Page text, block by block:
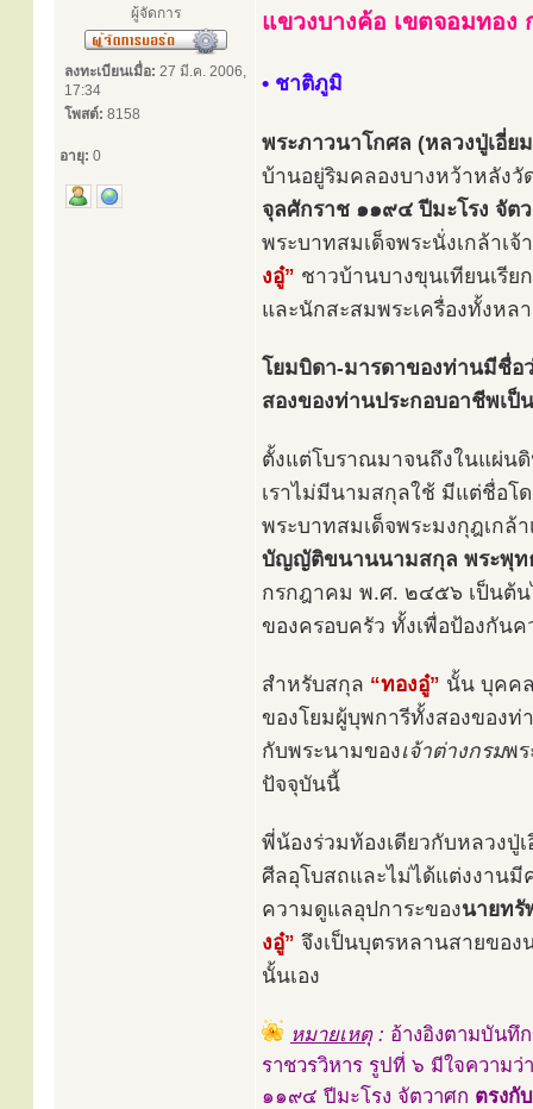
ผู้จัดการ
ลงทะเบียนเมื่อ: 27 มี.ค. 2006,
17:34
โพสต์: 8158
อายุ: 0
แขวงบางค้อ เขตจอมทอง
• ชาติภูมิ
พระภาวนาโกศล (หลวงปู่เอี่
บ้านอยู่ริมคลองบางหว้าหลัง
จุลศักราช ๑๑๙๔ ปีมะโรง จั
พระบาทสมเด็จพระนั่งเกล้า
งอู๋” ชาวบ้านบางขุนเทียนเรี
และนักสะสมพระเครื่องทั้งหล
โยมบิดา-มารดาของท่านมีชื่อ
สองของท่านประกอบอาชีพเ
ตั้งแต่โบราณมาจนถึงในแผ่น
เราไม่มีนามสกุลใช้ มีแต่ชื่อโ
พระบาทสมเด็จพระมงกุฎเกล้
บัญญัติขนานนามสกุล พระพุท
กรกฎาคม พ.ศ. ๒๔๕๖ เป็นต้น
ของครอบครัว ทั้งเพื่อป้องกั
สำหรับสกุล “ทองอู๋” นั้น บุคค
ของโยมผู้บุพการีทั้งสองของ
กับพระนามของเจ้าต่างกรมพ
ปัจจุบันนี้
พี่น้องร่วมท้องเดียวกับหลวงปู่
ศีลอุโบสถและไม่ได้แต่งงานมี
ความดูแลอุปการะของนายทรั
งอู๋” จึงเป็นบุตรหลานสายของ
นั้นเอง
หมายเหตุ: อ้างอิงตามบันทึ
ราชวรวิหาร รูปที่ ๖ มีใจความว่
๑๑๙๔ ปีมะโรง จัตวาศก ตรงกั